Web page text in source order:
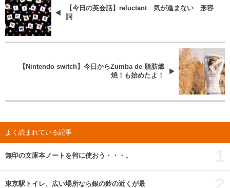
【今日の英会話】reluctant 気が進まない 形容
詞
【Nintendo switch】今日からZumba de 脂肪燃
焼！も始めたよ！
よく読まれている記事
無印の文庫本ノートを何に使おう・・・。
東京駅トイレ、広い場所なら銀の鈴の近くが最